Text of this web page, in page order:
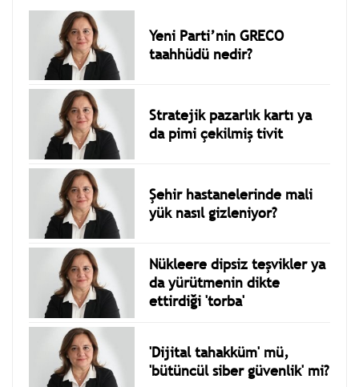
Yeni Parti’nin GRECO
taahhüdü nedir?
Stratejik pazarlık kartı ya
da pimi çekilmiş tivit
Şehir hastanelerinde mali
yük nasıl gizleniyor?
Nükleere dipsiz teşvikler ya
da yürütmenin dikte
ettirdiği 'torba'
'Dijital tahakküm' mü,
'bütüncül siber güvenlik' mi?